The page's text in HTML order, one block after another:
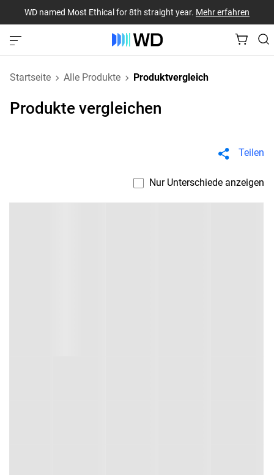
WD named Most Ethical for 8th straight year. Mehr erfahren
Startseite Alle Produkte Produktvergleich
Produkte vergleichen
Teilen
Nur Unterschiede anzeigen